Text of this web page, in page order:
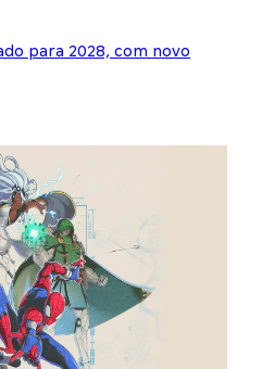
para 2028, com novo